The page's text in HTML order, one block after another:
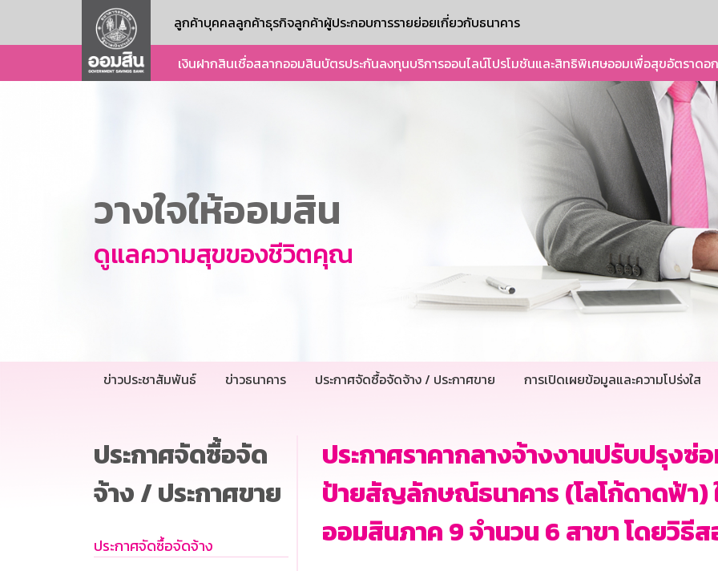
ลูกค้าบุคคลลูกค้าธุรกิจลูกค้าผู้ประกอบการรายย่อยเกี่ยวกับธนาคาร
เงินฝากสินเชื่อสลากออมสินบัตรประกันลงทุนบริการออนไลน์โปรโมชันและสิทธิพิเศษออมเพื่อสุขอัตราดอ
วางใจให้ออมสิน
ดูแลความสุขของชีวิตคุณ
ข่าวประชาสัมพันธ์ ข่าวธนาคาร ประกาศจัดซื้อจัดจ้าง / ประกาศขาย การเปิดเผยข้อมูลและความโปร่งใส
ประกาศจัดซื้อจัด
จ้าง / ประกาศขาย
ประกาศจัดซื้อจัดจ้าง
ประกาศราคากลางจ้างงานปรับปรุงซ่
ป้ายสัญลักษณ์ธนาคาร (โลโก้ดาดฟ้า)
ออมสินภาค 9 จำนวน 6 สาขา โดยวิธีส